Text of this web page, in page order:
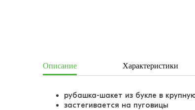
Описание Характеристики
рубашка-шакет из букле в
застегивается на пуговицы